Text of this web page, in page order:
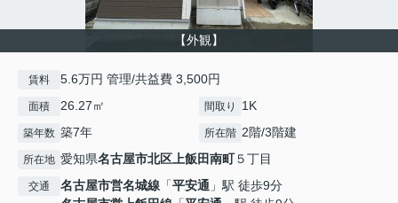
【外観】
賃料 5.6万円 管理/共益費 3,500円
面積 26.27㎡ 間取り 1K
築年数 築7年 所在階 2階/3階建
所在地 愛知県名古屋市北区 上飯田南町５丁目
交通 名古屋市営名城線 「平安通 」駅 徒歩9分